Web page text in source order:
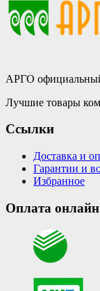
АРГО
Лучшие товары
Ссылки
Доставка и
Гарантии и
Избранное
Оплата онлайн